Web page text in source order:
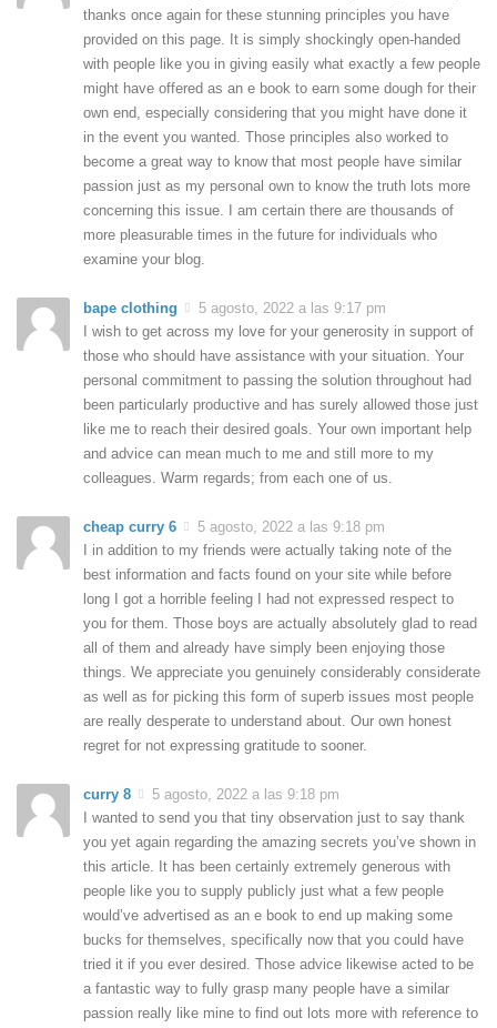
thanks once again for these stunning principles you have
provided on this page. It is simply shockingly open-handed
with people like you in giving easily what exactly a few people
might have offered as an e book to earn some dough for their
own end, especially considering that you might have done it
in the event you wanted. Those principles also worked to
become a great way to know that most people have similar
passion just as my personal own to know the truth lots more
concerning this issue. I am certain there are thousands of
more pleasurable times in the future for individuals who
examine your blog.
bape clothing
5 agosto, 2022 a las 9:17 pm
I wish to get across my love for your generosity in support of
those who should have assistance with your situation. Your
personal commitment to passing the solution throughout had
been particularly productive and has surely allowed those just
like me to reach their desired goals. Your own important help
and advice can mean much to me and still more to my
colleagues. Warm regards; from each one of us.
cheap curry 6
5 agosto, 2022 a las 9:18 pm
I in addition to my friends were actually taking note of the
best information and facts found on your site while before
long I got a horrible feeling I had not expressed respect to
you for them. Those boys are actually absolutely glad to read
all of them and already have simply been enjoying those
things. We appreciate you genuinely considerably considerate
as well as for picking this form of superb issues most people
are really desperate to understand about. Our own honest
regret for not expressing gratitude to sooner.
curry 8
5 agosto, 2022 a las 9:18 pm
I wanted to send you that tiny observation just to say thank
you yet again regarding the amazing secrets you’ve shown in
this article. It has been certainly extremely generous with
people like you to supply publicly just what a few people
would’ve advertised as an e book to end up making some
bucks for themselves, specifically now that you could have
tried it if you ever desired. Those advice likewise acted to be
a fantastic way to fully grasp many people have a similar
passion really like mine to find out lots more with reference to